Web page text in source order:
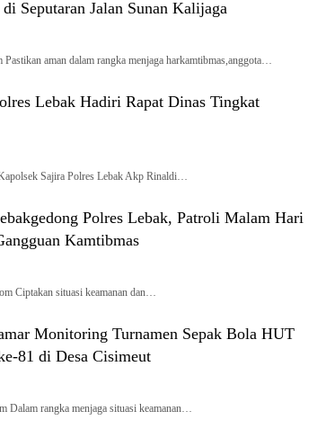
Seputaran Jalan Sunan Kalijaga
aman dalam rangka menjaga harkamtibmas,anggota…
Lebak Hadiri Rapat Dinas Tingkat
Sajira Polres Lebak Akp Rinaldi…
Polres Lebak, Patroli Malam Hari
Kamtibmas
Ciptakan situasi keamanan dan…
Monitoring Turnamen Sepak Bola HUT
81 di Desa Cisimeut
Dalam rangka menjaga situasi keamanan…